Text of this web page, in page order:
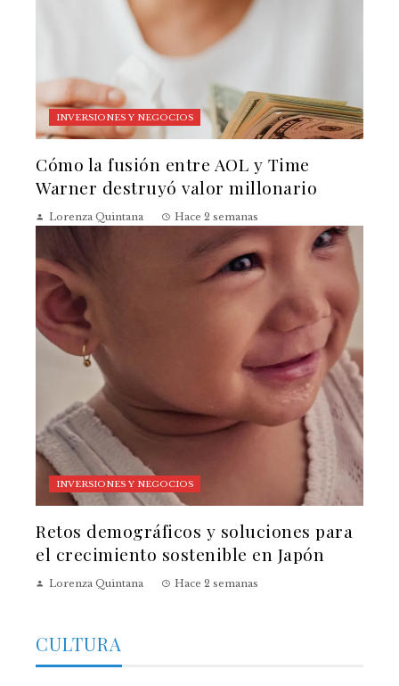
INVERSIONES Y NEGOCIOS
Cómo la fusión entre AOL y Time
Warner destruyó valor millonario
Lorenza Quintana Hace 2 semanas
INVERSIONES Y NEGOCIOS
Retos demográficos y soluciones para
el crecimiento sostenible en Japón
Lorenza Quintana Hace 2 semanas
CULTURA